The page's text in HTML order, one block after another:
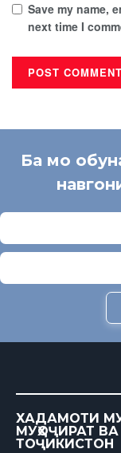
Save my name,
next time I
Ба мо
ХАДАМОТИ
МУҲОҶИРАТ
ТОҶИКИСТОН